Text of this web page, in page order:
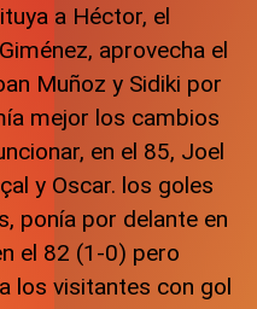
a Héctor, el
aprovecha el
Muñoz y Sidiki por
mejor los cambios
en el 85, Joel
y Oscar. los goles
ponía por delante en
el 82 (1-0) pero
los visitantes con gol